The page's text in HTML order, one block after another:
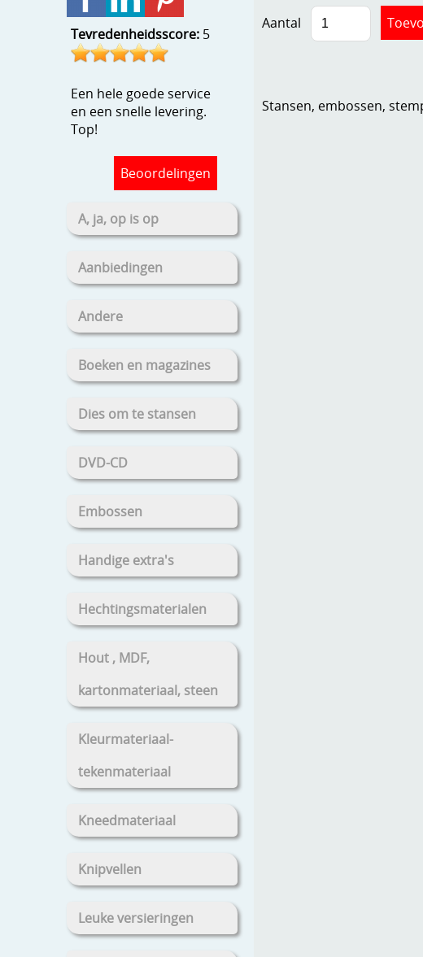
Tevredenheidsscore: 5
Een hele goede service
en een snelle levering.
Top!
Beoordelingen
A, ja, op is op
Aanbiedingen
Andere
Boeken en magazines
Dies om te stansen
DVD-CD
Embossen
Handige extra's
Hechtingsmaterialen
Hout , MDF,
kartonmateriaal, steen
Kleurmateriaal-
tekenmateriaal
Kneedmateriaal
Knipvellen
Leuke versieringen
Aantal
Stansen, embossen,